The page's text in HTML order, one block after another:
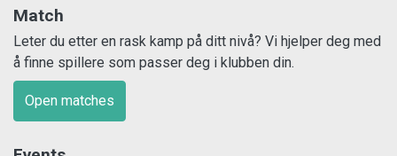
Match
Leter du etter en rask kamp på ditt nivå? Vi hjelper deg med
å finne spillere som passer deg i klubben din.
Open matches